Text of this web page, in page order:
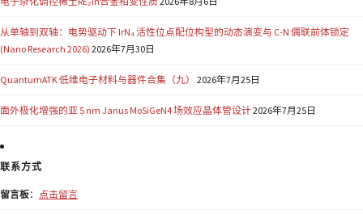
从单轴到双轴：电势驱动下 IrN₄ 活性位点配位构型的动态演变与 C-N 偶联前体锁定
(Nano Research 2026) 2026年7月30日
QuantumATK 低维电子材料与器件合集（九） 2026年7月25日
面外极化增强的亚 5 nm Janus MoSiGeN4 场效应晶体管设计2026年7月25日
联系方式
留言板： 点击留言